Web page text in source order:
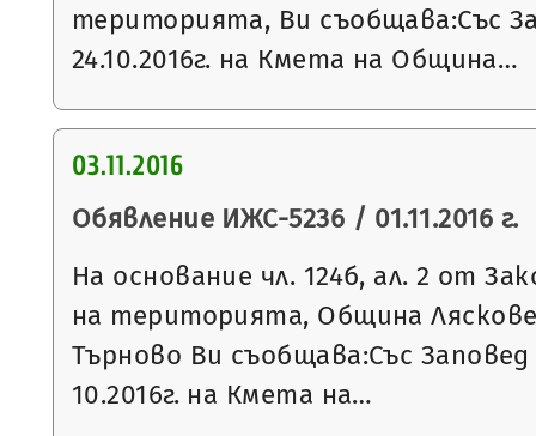
територията, Ви съобщава:Със
24.10.2016г. на Кмета на Община…
03.11.2016
Обявление ИЖС-5236 / 01.11.2016 г.
На основание чл. 124б, ал. 2 от
на територията, Община
Търново Ви съобщава:Със
10.2016г. на Кмета на…